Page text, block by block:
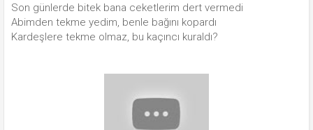
Son günlerde bitek bana ceketlerim dert vermedi
Abimden tekme yedim, benle bağını kopardı
Kardeşlere tekme olmaz, bu kaçıncı kuraldı?